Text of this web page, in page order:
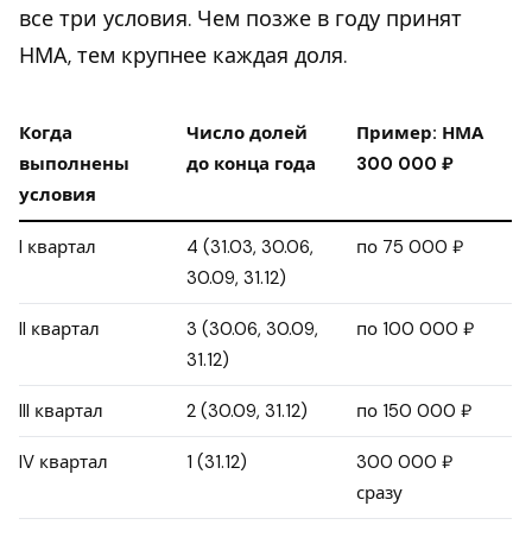
все три условия. Чем позже в году принят
НМА, тем крупнее каждая доля.
Когда
выполнены
условия
Число долей
до конца года
Пример: НМА
300 000 ₽
I квартал
4 (31.03, 30.06,
30.09, 31.12)
по 75 000 ₽
II квартал
3 (30.06, 30.09,
31.12)
по 100 000 ₽
III квартал 2 (30.09, 31.12) по 150 000 ₽
IV квартал 1 (31.12)
300 000 ₽
сразу